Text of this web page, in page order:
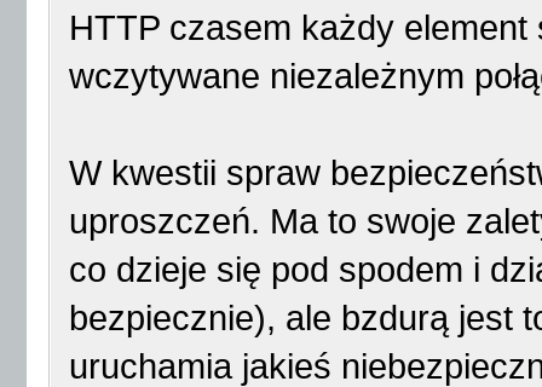
HTTP czasem każdy
wczytywane niezależnym
W kwestii spraw
uproszczeń. Ma to swoje
co dzieje się pod spodem i
bezpiecznie), ale bzdurą jest
uruchamia jakieś